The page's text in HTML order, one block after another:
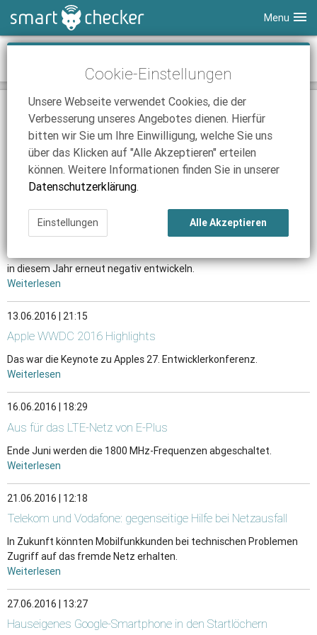
Menu
Smartphone Vergleich
Anbieter
iPhone Tarifvergleich
News
Ratgeber
Tarifvergleich
Tablet Vergleich
Surfsticks
iPad Tarifvergleich
News
Tarifvergleich
Internetanbieter
DSL Tarife
News
SmartChecker TV
01.06.2016 | 17:05
congstar: mehr Datenvolumen zum Nulltarif
Die Telekom-Tochter spendiert ihren Allnet Flatrates ein
kostenloses Leistungsupgrade.
Weiterlesen
07.06.2016 | 17:10
Tablet-Markt soll erst 2018 wieder wachsen
Laut einer aktuellen Studie von IDC wird sich der Markt für Tablets
in diesem Jahr erneut negativ entwickeln.
Weiterlesen
13.06.2016 | 21:15
Apple WWDC 2016 Highlights
Das war die Keynote zu Apples 27. Entwicklerkonferenz.
Weiterlesen
16.06.2016 | 18:29
Aus für das LTE-Netz von E-Plus
Ende Juni werden die 1800 MHz-Frequenzen abgeschaltet.
Weiterlesen
21.06.2016 | 12:18
Telekom und Vodafone: gegenseitige Hilfe bei Netzausfall
In Zukunft könnten Mobilfunkkunden bei technischen Problemen
Zugriff auf das fremde Netz erhalten.
Weiterlesen
27.06.2016 | 13:27
Hauseigenes Google-Smartphone in den Startlöchern
Cookie-Einstellungen
Unsere Webseite verwendet Cookies, die der
Verbesserung unseres Angebotes dienen. Hierfür
bitten wir Sie um Ihre Einwilligung, welche Sie uns
über das Klicken auf "Alle Akzeptieren" erteilen
können. Weitere Informationen finden Sie in unserer
Datenschutzerklärung.
Einstellungen Alle Akzeptieren